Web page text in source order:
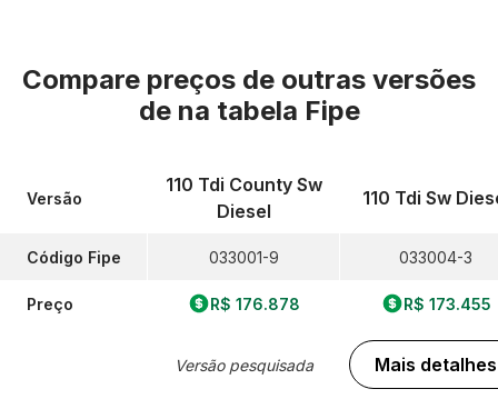
Compare preços de outras versões
de na tabela Fipe
Versão
Código Fipe
Preço
110 Tdi County Sw
Diesel
033001-9
R$ 176.878
Versão pesquisada
110 Tdi Sw
033004-3
R$ 173.455
Mais detalhes